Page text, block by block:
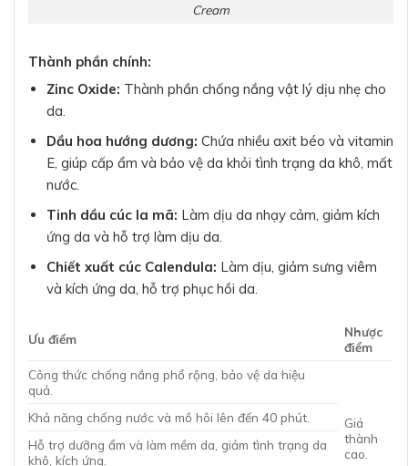
Cream
Thành phần chính:
Zinc Oxide: Thành phần chống nắng vật lý dịu nhẹ cho
da.
Dầu hoa hướng dương: Chứa nhiều axit béo và vitamin
E, giúp cấp ẩm và bảo vệ da khỏi tình trạng da khô, mất
nước.
Tinh dầu cúc la mã: Làm dịu da nhạy cảm, giảm kích
ứng da và hỗ trợ làm dịu da.
Chiết xuất cúc Calendula: Làm dịu, giảm sưng viêm
và kích ứng da, hỗ trợ phục hồi da.
Ưu điểm
Nhược
điểm
Công thức chống nắng phổ rộng, bảo vệ da hiệu
quả.
Giá
thành
cao.
Khả năng chống nước và mồ hôi lên đến 40 phút.
Hỗ trợ dưỡng ẩm và làm mềm da, giảm tình trạng da
khô, kích ứng.